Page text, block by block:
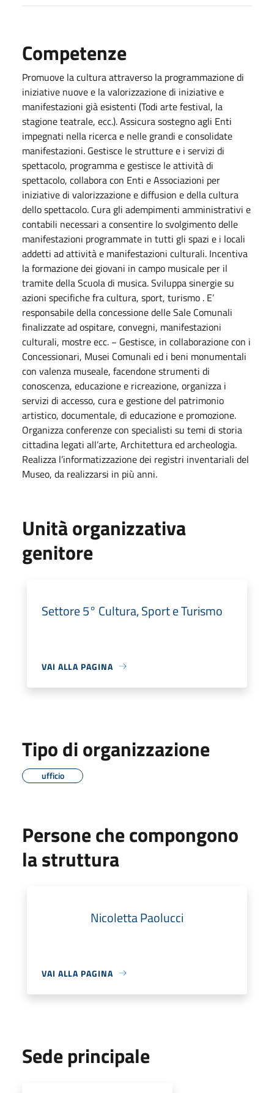
Competenze
Promuove la cultura attraverso la programmazione di
iniziative nuove e la valorizzazione di iniziative e
manifestazioni già esistenti (Todi arte festival, la
stagione teatrale, ecc.). Assicura sostegno agli Enti
impegnati nella ricerca e nelle grandi e consolidate
manifestazioni. Gestisce le strutture e i servizi di
spettacolo, programma e gestisce le attività di
spettacolo, collabora con Enti e Associazioni per
iniziative di valorizzazione e diffusion e della cultura
dello spettacolo. Cura gli adempimenti amministrativi e
contabili necessari a consentire lo svolgimento delle
manifestazioni programmate in tutti gli spazi e i locali
addetti ad attività e manifestazioni culturali. Incentiva
la formazione dei giovani in campo musicale per il
tramite della Scuola di musica. Sviluppa sinergie su
azioni specifiche fra cultura, sport, turismo . E’
responsabile della concessione delle Sale Comunali
finalizzate ad ospitare, convegni, manifestazioni
culturali, mostre ecc. − Gestisce, in collaborazione con i
Concessionari, Musei Comunali ed i beni monumentali
con valenza museale, facendone strumenti di
conoscenza, educazione e ricreazione, organizza i
servizi di accesso, cura e gestione del patrimonio
artistico, documentale, di educazione e promozione.
Organizza conferenze con specialisti su temi di storia
cittadina legati all’arte, Architettura ed archeologia.
Realizza l’informatizzazione dei registri inventariali del
Museo, da realizzarsi in più anni.
Unità organizzativa
genitore
Settore 5° Cultura, Sport e Turismo
VAI ALLA PAGINA
Tipo di organizzazione
ufficio
Persone che compongono
la struttura
Nicoletta Paolucci
VAI ALLA PAGINA
Sede principale